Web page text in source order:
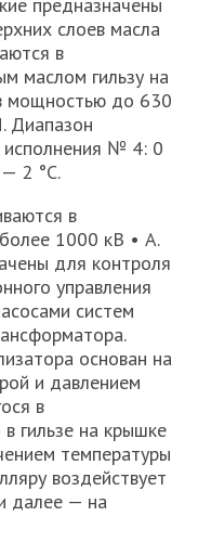
слоев масла
в
маслом гильзу на
мощностью до 630
Диапазон
исполнения № 4: 0
2 °С.
в
1000 кВ • А.
для контроля
управления
систем
основан на
и давлением
в
гильзе на крышке
температуры
воздействует
далее — на